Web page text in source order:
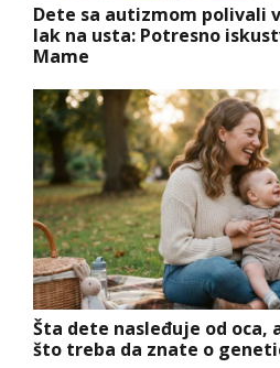
Dete sa autizmom polivali
lak na usta: Potresno
Mame
Šta dete nasleđuje od oca,
što treba da znate o